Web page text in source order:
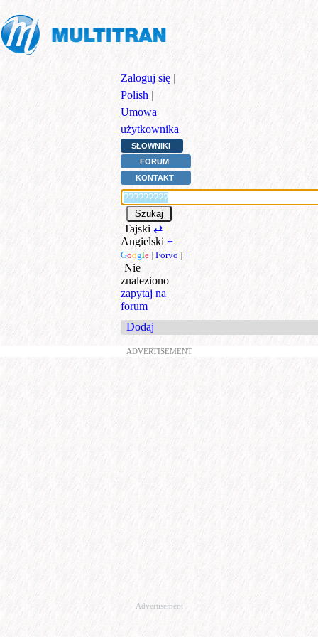
Zaloguj się |
Polish |
Umowa
użytkownika
SŁOWNIKI
FORUM
KONTAKT
Tajski ⇄
Angielski +
Google | Forvo | +
Nie
znaleziono
zapytaj na
forum
Dodaj
ADVERTISEMENT
Advertisement